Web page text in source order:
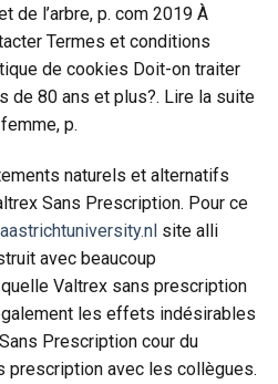
de l’arbre, p. com 2019 À
Termes et conditions
de cookies Doit-on traiter
de 80 ans et plus?. Lire la suite
p.
naturels et alternatifs
Sans Prescription. Pour ce
site alli
avec beaucoup
Valtrex sans prescription
les effets indésirables
Prescription cour du
prescription avec les collègues.